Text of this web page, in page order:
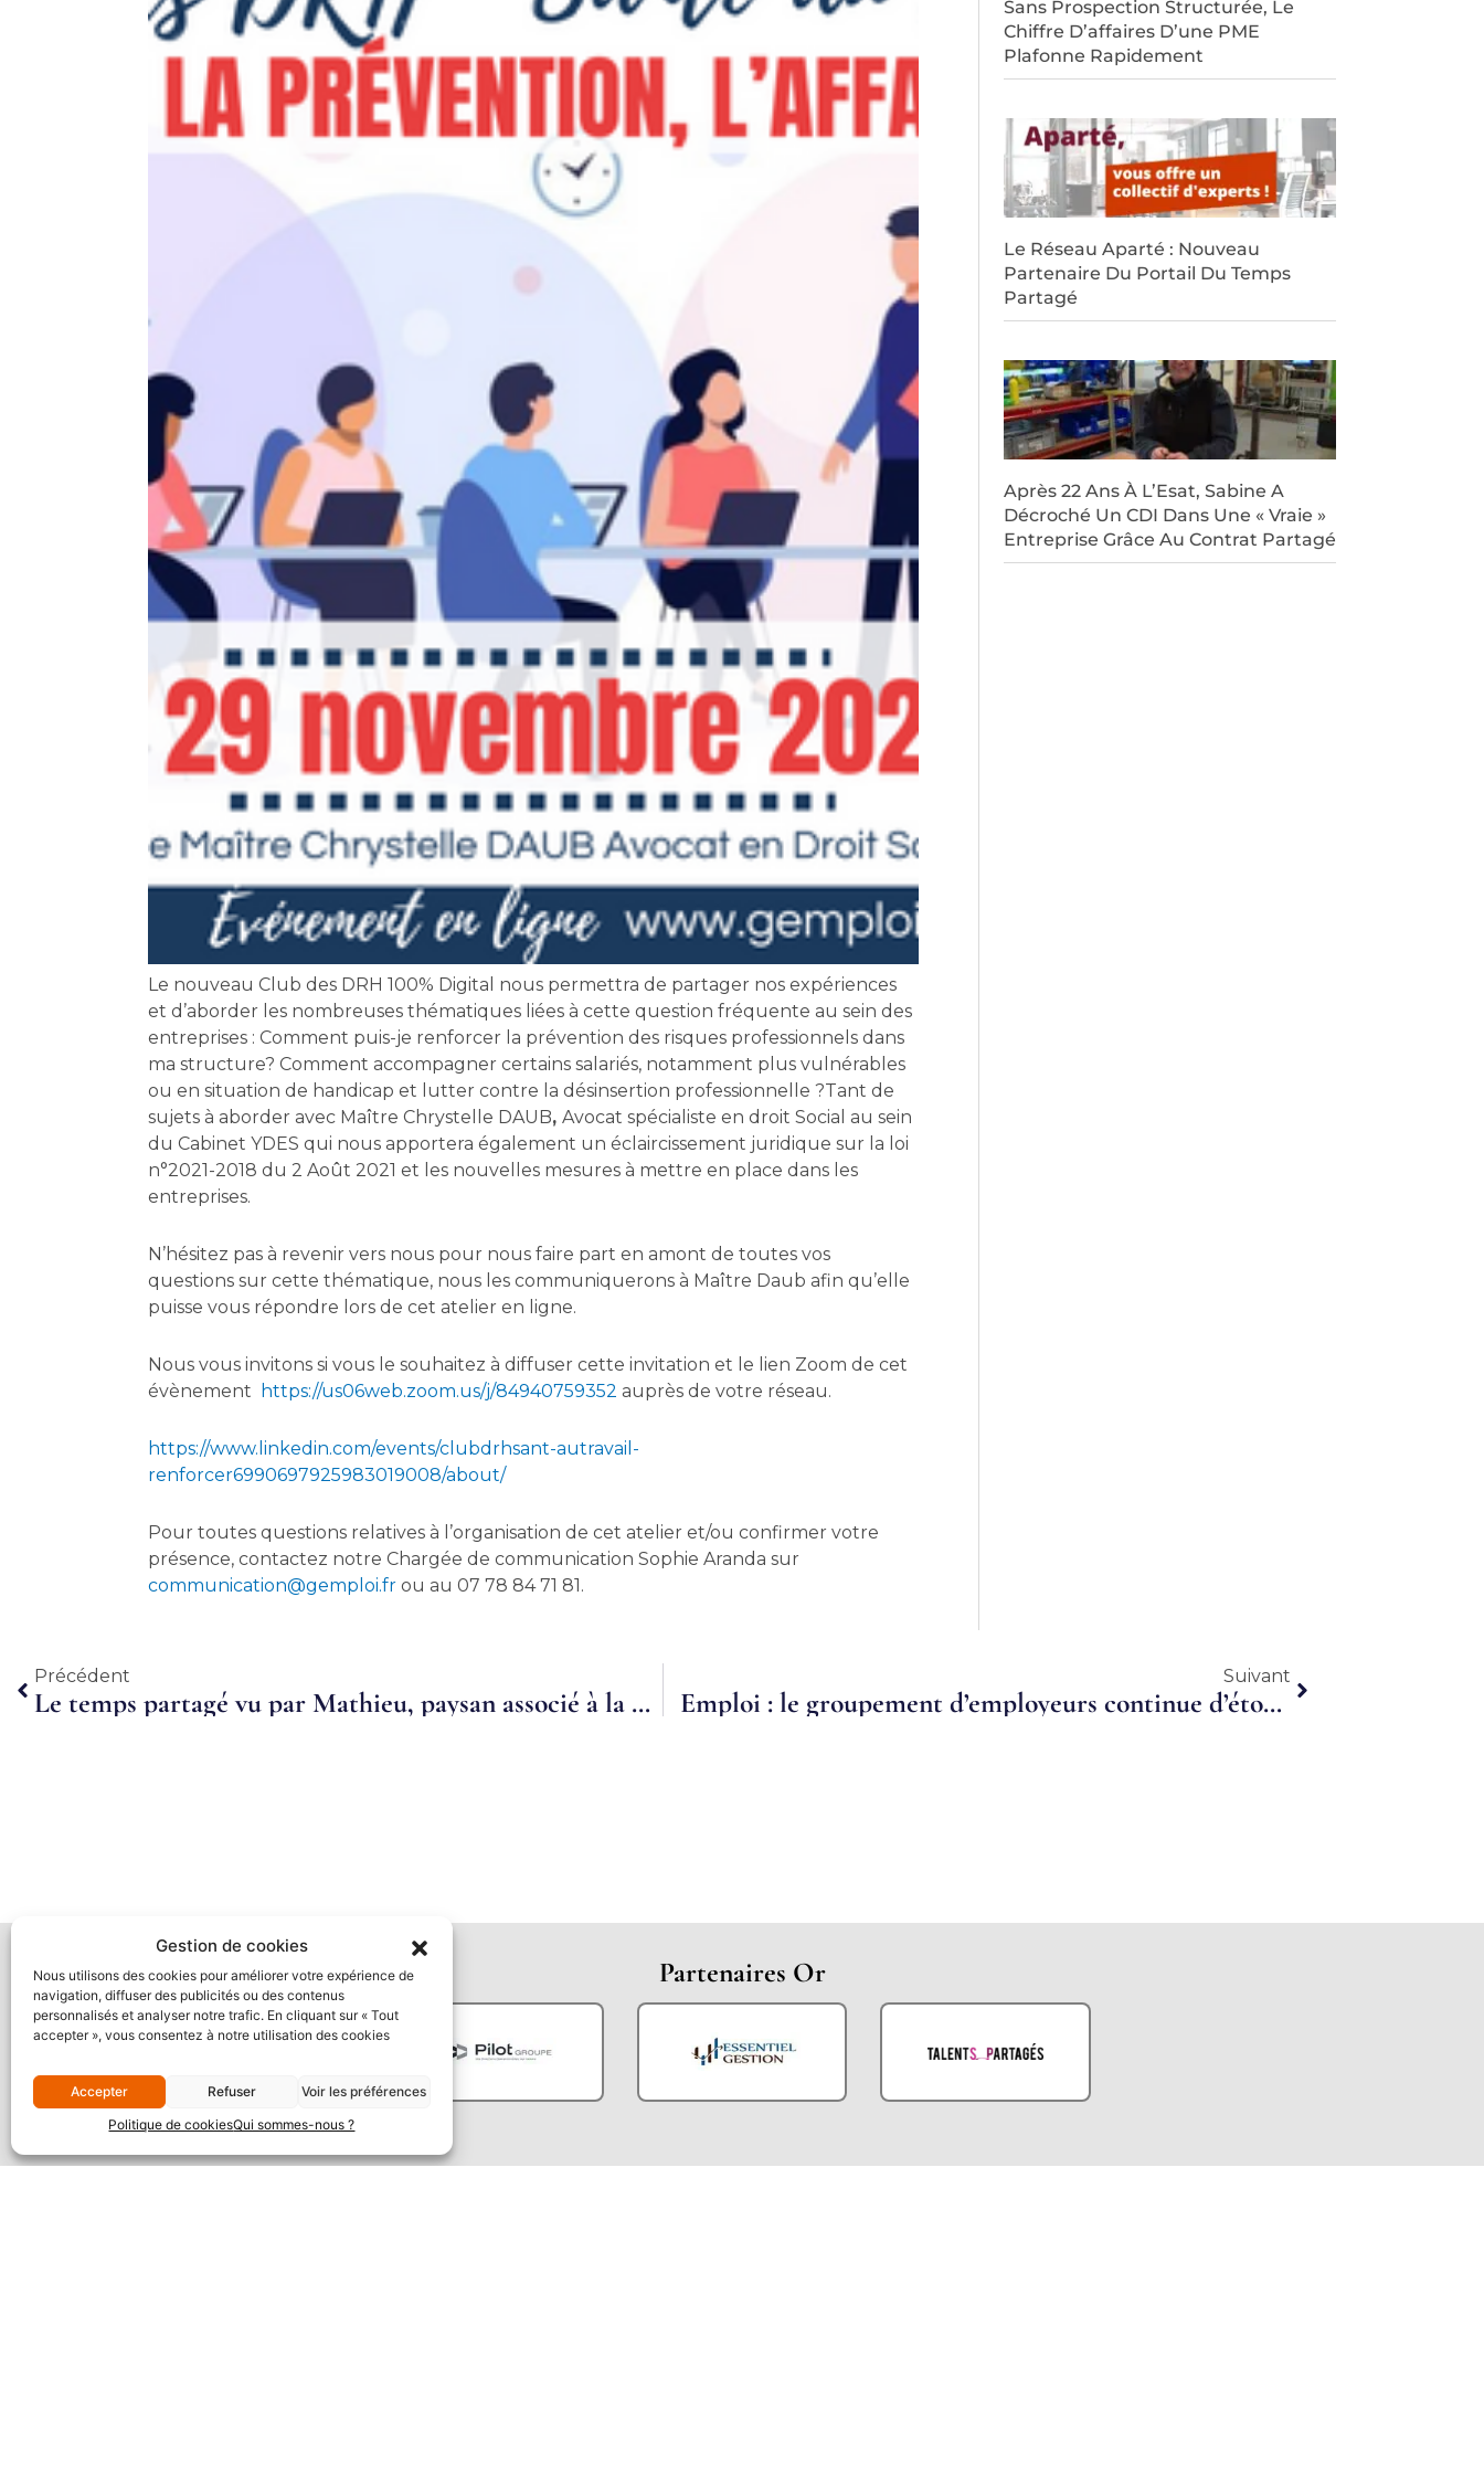
Gestion de cookies
Nous utilisons des cookies pour améliorer votre expérience de
navigation, diffuser des publicités ou des contenus
personnalisés et analyser notre trafic. En cliquant sur « Tout
accepter », vous consentez à notre utilisation des cookies
Accepter Refuser
Voir les préférences
Politique de cookiesQui sommes-nous ?
Le nouveau Club des DRH 100% Digital nous permettra de partager nos expériences
et d’aborder les nombreuses thématiques liées à cette question fréquente au sein des
entreprises : Comment puis-je renforcer la prévention des risques professionnels dans
ma structure? Comment accompagner certains salariés, notamment plus vulnérables
ou en situation de handicap et lutter contre la désinsertion professionnelle ?Tant de
sujets à aborder avec Maître Chrystelle DAUB,Avocat spécialiste en droit Social au sein
du Cabinet YDES qui nous apportera également un éclaircissement juridique sur la loi
n°2021-2018 du 2 Août 2021 et les nouvelles mesures à mettre en place dans les
entreprises.
N’hésitez pas à revenir vers nous pour nous faire part en amont de toutes vos
questions sur cette thématique, nous les communiquerons à Maître Daub afin qu’elle
puisse vous répondre lors de cet atelier en ligne.
Nous vous invitons si vous le souhaitez à diffuser cette invitation et le lien Zoom de cet
évènement
https://us06web.zoom.us/j/84940759352 auprès de votre réseau.
https://www.linkedin.com/events/clubdrhsant-autravail-
renforcer6990697925983019008/about/
Pour toutes questions relatives à l’organisation de cet atelier et/ou confirmer votre
présence, contactez notre Chargée de communication Sophie Aranda sur
communication@gemploi.fr ou au 07 78 84 71 81.
Sans Prospection Structurée, Le
Chiffre D’affaires D’une PME
Plafonne Rapidement
Le Réseau Aparté : Nouveau
Partenaire Du Portail Du Temps
Partagé
Après 22 Ans À L’Esat, Sabine A
Décroché Un CDI Dans Une « Vraie »
Entreprise Grâce Au Contrat Partagé
Précédent
Précédent
Le temps partagé vu par Mathieu, paysan associé à la Ferme des 7 Chemins à Plessé
Suivant
Emploi : le groupement d’employeurs continue d’étoffer ses collaborations sur Marmande
Partenaires Or